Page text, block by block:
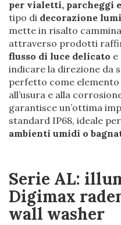
per vialetti, parcheggi
tipo di decorazione
mette in risalto
attraverso prodotti
flusso di luce delicato e
indicare la direzione da
perfetto come
all’usura e alla
garantisce un’ottima
standard IP68, ideale
ambienti umidi o
Serie AL:
Digimax
wall washer